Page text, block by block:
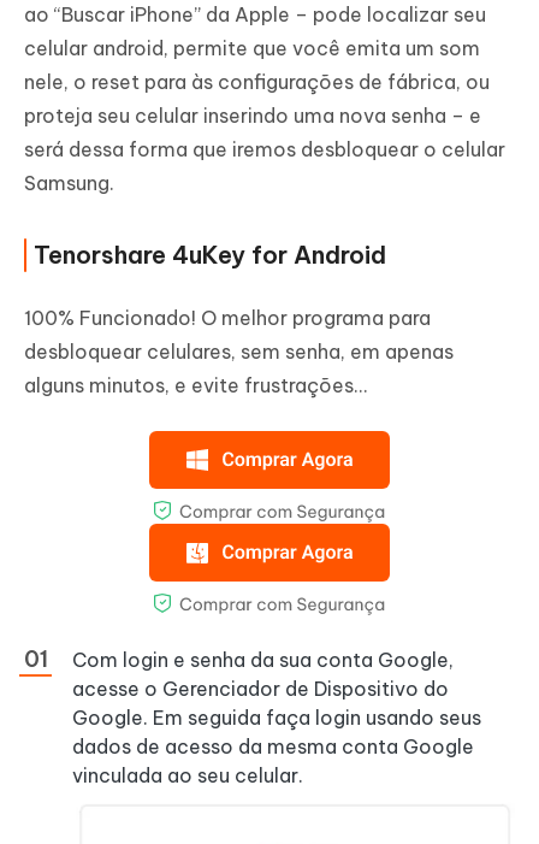
ao “Buscar iPhone” da Apple – pode localizar seu
celular android, permite que você emita um som
nele, o reset para às configurações de fábrica, ou
proteja seu celular inserindo uma nova senha – e
será dessa forma que iremos desbloquear o celular
Samsung.
Tenorshare 4uKey for Android
100% Funcionado! O melhor programa para
desbloquear celulares, sem senha, em apenas
alguns minutos, e evite frustrações...
Com login e senha da sua conta Google,
acesse o Gerenciador de Dispositivo do
Google. Em seguida faça login usando seus
dados de acesso da mesma conta Google
vinculada ao seu celular.